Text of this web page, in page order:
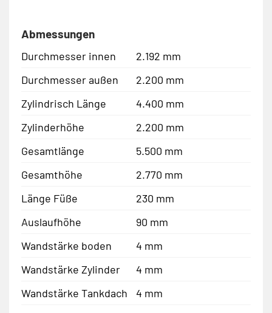
Abmessungen
Durchmesser innen
2.192 mm
Durchmesser außen
2.200 mm
Zylindrisch Länge
4.400 mm
Zylinderhöhe
2.200 mm
Gesamtlänge
5.500 mm
Gesamthöhe
2.770 mm
Länge Füße
230 mm
Auslaufhöhe
90 mm
Wandstärke boden
4 mm
Wandstärke Zylinder
4 mm
Wandstärke Tankdach
4 mm